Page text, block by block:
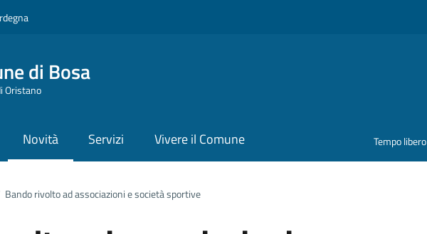
di Bosa
Oristano
Novità Servizi Vivere il Comune Tempo libero
Bando rivolto ad associazioni e società sportive